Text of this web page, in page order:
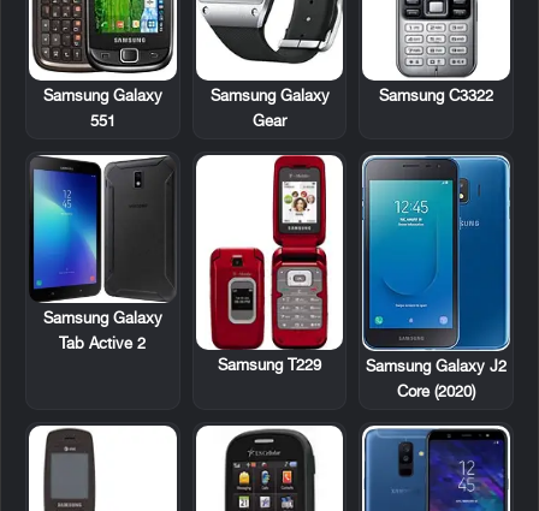
Samsung C3322
Samsung Galaxy
Gear
Samsung Galaxy
551
Samsung Galaxy J2
Core (2020)
Samsung T229
Samsung Galaxy
Tab Active 2